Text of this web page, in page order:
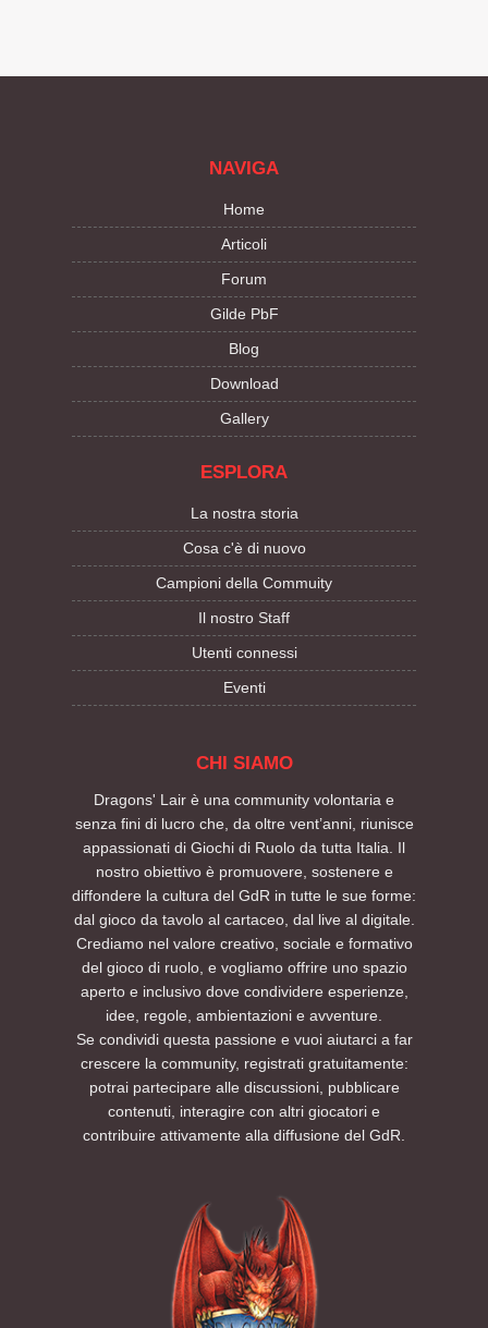
NAVIGA
Home
Articoli
Forum
Gilde PbF
Blog
Download
Gallery
ESPLORA
La nostra storia
Cosa c'è di nuovo
Campioni della Commuity
Il nostro Staff
Utenti connessi
Eventi
CHI SIAMO
Dragons' Lair è una community volontaria e
senza fini di lucro che, da oltre vent’anni, riunisce
appassionati di Giochi di Ruolo da tutta Italia. Il
nostro obiettivo è promuovere, sostenere e
diffondere la cultura del GdR in tutte le sue forme:
dal gioco da tavolo al cartaceo, dal live al digitale.
Crediamo nel valore creativo, sociale e formativo
del gioco di ruolo, e vogliamo offrire uno spazio
aperto e inclusivo dove condividere esperienze,
idee, regole, ambientazioni e avventure.
Se condividi questa passione e vuoi aiutarci a far
crescere la community, registrati gratuitamente:
potrai partecipare alle discussioni, pubblicare
contenuti, interagire con altri giocatori e
contribuire attivamente alla diffusione del GdR.